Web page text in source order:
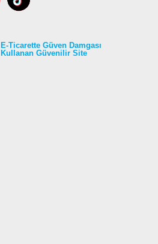
E-Ticarette Güven Damgası
Kullanan Güvenilir Site